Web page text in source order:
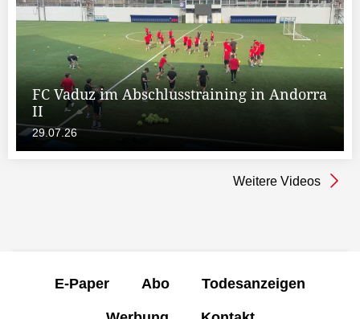
FC Vaduz im Abschlusstraining in Andorra
II
29.07.26
Weitere Videos
E-Paper Abo Todesanzeigen